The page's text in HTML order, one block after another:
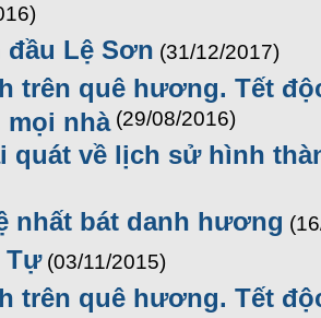
đầu Lệ Sơn (31/12/2017)
trên quê hương. Tết
nhà (29/08/2016)
quát về lịch sử hình
nhất bát danh hương
Tự (03/11/2015)
trên quê hương. Tết